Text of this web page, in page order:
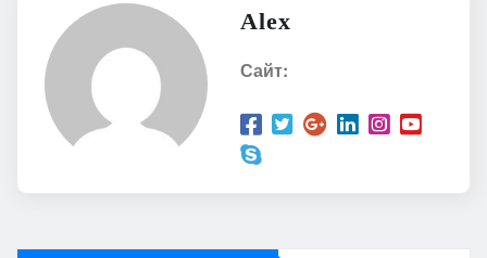
Alex
Сайт: